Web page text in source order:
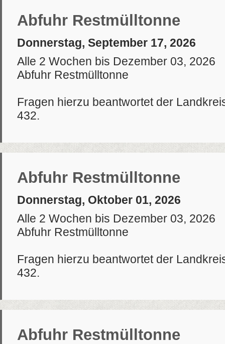
Abfuhr Restmülltonne
Donnerstag, September 17, 2026
Alle 2 Wochen bis Dezember 03, 2026
Abfuhr Restmülltonne
Fragen hierzu beantwortet der
432.
Abfuhr Restmülltonne
Donnerstag, Oktober 01, 2026
Alle 2 Wochen bis Dezember 03, 2026
Abfuhr Restmülltonne
Fragen hierzu beantwortet der
432.
Abfuhr Restmülltonne